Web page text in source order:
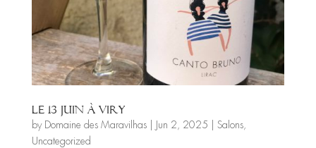
Le 13 juin à Viry
by Domaine des Maravilhas| Jun 2, 2025 Salons,
Uncategorized